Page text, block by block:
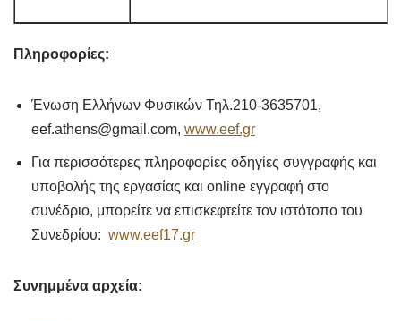
Πληροφορίες:
Ένωση Ελλήνων Φυσικών Τηλ.210-3635701,
eef.athens@gmail.com, www.eef.gr
Για περισσότερες πληροφορίες οδηγίες συγγραφής και
υποβολής της εργασίας και online εγγραφή στο
συνέδριο, μπορείτε να επισκεφτείτε τον ιστότοπο του
Συνεδρίου: www.eef17.gr
Συνημμένα αρχεία: